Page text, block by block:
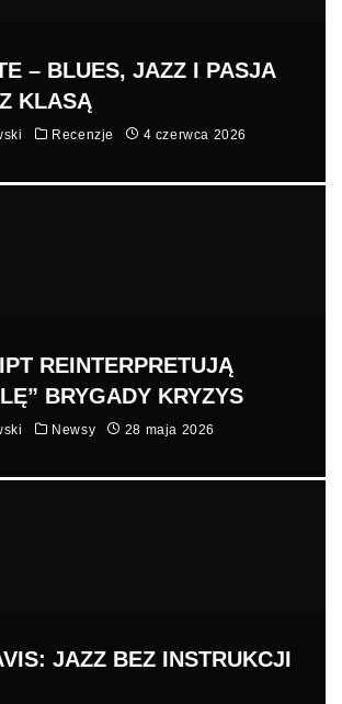
– BLUES, JAZZ I PASJA
KLASĄ
Recenzje 4 czerwca 2026
REINTERPRETUJĄ
BRYGADY KRYZYS
Newsy 28 maja 2026
JAZZ BEZ INSTRUKCJI